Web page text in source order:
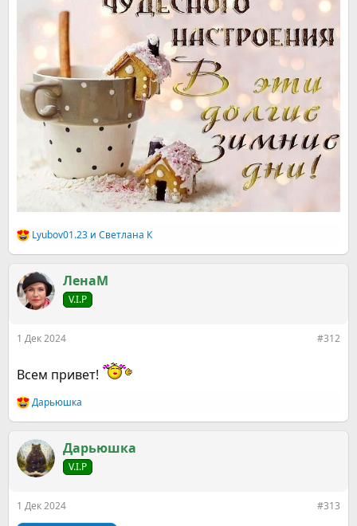
Р
е
к
ц
и
Lyubov01.23 и Светлана К
ЛенаМ
V.I.P
1 Дек 2024 #312
Всем привет!
Р
е
к
ц
и
Дарьюшка
Дарьюшка
V.I.P
1 Дек 2024 #313